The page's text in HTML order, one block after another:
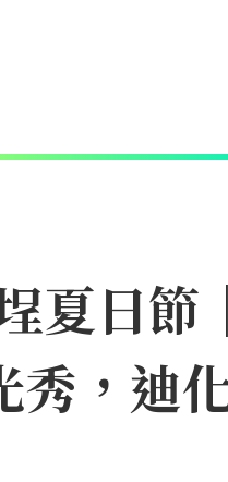
夏日
秀，迪